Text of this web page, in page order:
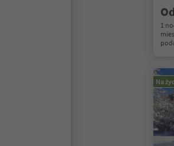
1
Na